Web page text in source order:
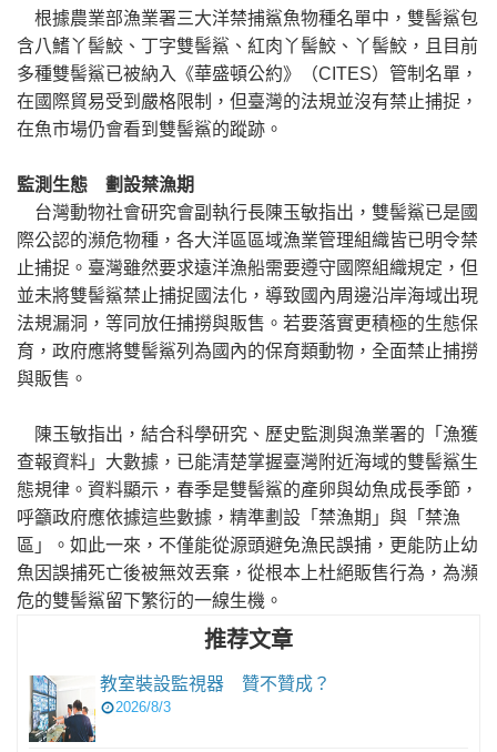
根據農業部漁業署三大洋禁捕鯊魚物種名單中，雙髻鯊包
含八鰭丫髻鮫、丁字雙髻鯊、紅肉丫髻鮫、丫髻鮫，且目前
多種雙髻鯊已被納入《華盛頓公約》（CITES）管制名單，
在國際貿易受到嚴格限制，但臺灣的法規並沒有禁止捕捉，
在魚市場仍會看到雙髻鯊的蹤跡。
監測生態 劃設禁漁期
台灣動物社會研究會副執行長陳玉敏指出，雙髻鯊已是國
際公認的瀕危物種，各大洋區區域漁業管理組織皆已明令禁
止捕捉。臺灣雖然要求遠洋漁船需要遵守國際組織規定，但
並未將雙髻鯊禁止捕捉國法化，導致國內周邊沿岸海域出現
法規漏洞，等同放任捕撈與販售。若要落實更積極的生態保
育，政府應將雙髻鯊列為國內的保育類動物，全面禁止捕撈
與販售。
陳玉敏指出，結合科學研究、歷史監測與漁業署的「漁獲
查報資料」大數據，已能清楚掌握臺灣附近海域的雙髻鯊生
態規律。資料顯示，春季是雙髻鯊的產卵與幼魚成長季節，
呼籲政府應依據這些數據，精準劃設「禁漁期」與「禁漁
區」。如此一來，不僅能從源頭避免漁民誤捕，更能防止幼
魚因誤捕死亡後被無效丟棄，從根本上杜絕販售行為，為瀕
危的雙髻鯊留下繁衍的一線生機。
推荐文章
教室裝設監視器 贊不贊成？
2026/8/3